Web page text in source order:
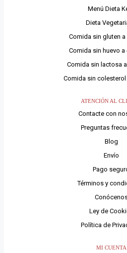
Menú Dieta
Dieta
Comida sin gluten
Comida sin huevo
Comida sin lactosa
Comida sin
ATENCIÓN AL
Contacte con
Preguntas
Blog
Envío
Pago
Términos y
Ley de
Política de
MI CUENTA